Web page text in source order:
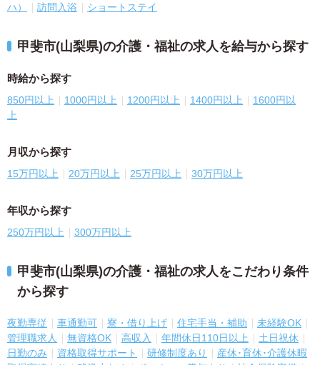
ハ）
訪問入浴 ショートステイ
甲斐市(山梨県)の介護・福祉の求人を給与から探す
時給から探す
850円以上 1000円以上 1200円以上 1400円以上
1600円以
上
月収から探す
15万円以上 20万円以上 25万円以上 30万円以上
年収から探す
250万円以上 300万円以上
甲斐市(山梨県)の介護・福祉の求人をこだわり条件
から探す
夜勤専従 車通勤可 寮・借り上げ 住宅手当・補助
未経験OK
管理職求人
無資格OK 高収入 年間休日110日以上
土日祝休
日勤のみ
資格取得サポート 研修制度あり
産休･育休･介護休暇